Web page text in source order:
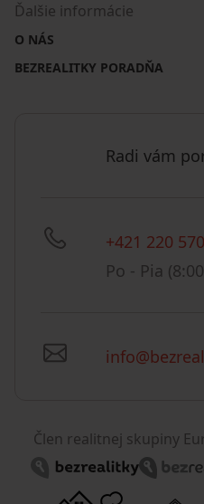
Ďalšie informácie
O NÁS
BEZREALITKY PORADŇA
Radi vám
+421 220
Po - Pia
Člen realitnej skupiny